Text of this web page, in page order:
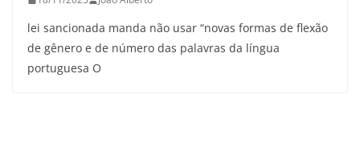
lei sancionada manda não usar “novas formas de flexão
de gênero e de número das palavras da língua
portuguesa O